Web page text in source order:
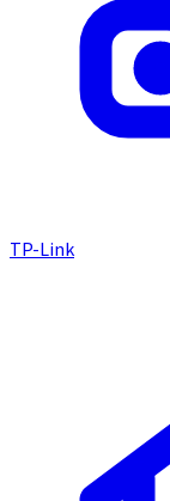
TP-Link